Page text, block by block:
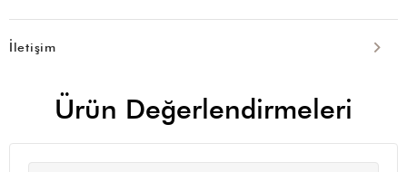
İletişim
Ürün Değerlendirmeleri